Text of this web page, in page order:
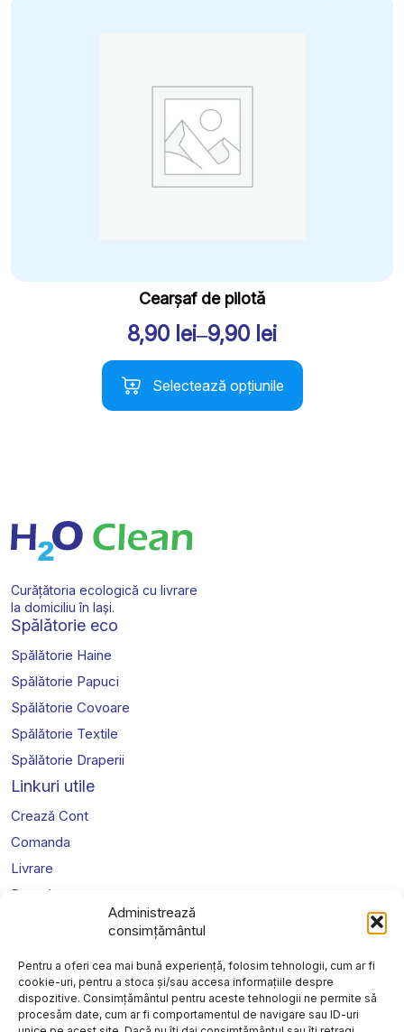
Administrează
consimțământul
Pentru a oferi cea mai bună experiență, folosim tehnologii, cum ar fi
cookie-uri, pentru a stoca și/sau accesa informațiile despre
dispozitive. Consimțământul pentru aceste tehnologii ne permite să
procesăm date, cum ar fi comportamentul de navigare sau ID-uri
Cearșaf de pilotă
8,90 lei–9,90 lei
Interval
prețuri:
Selectează opțiunile
Acest
produs
are
fi
alese
produsului.
Curățătoria ecologică cu livrare
la domiciliu în Iași.
Spălătorie eco
Spălătorie Haine
Spălătorie Papuci
Spălătorie Covoare
Spălătorie Textile
Spălătorie Draperii
Linkuri utile
Crează Cont
Comanda
Livrare
Prețuri
Cookies
Politica de retur
Termeni și condiții website